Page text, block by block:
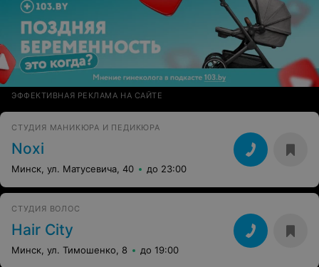
ЭФФЕКТИВНАЯ РЕКЛАМА НА САЙТЕ
СТУДИЯ МАНИКЮРА И ПЕДИКЮРА
Noxi
Минск, ул. Матусевича, 40 до 23:00
СТУДИЯ ВОЛОС
Hair City
Минск, ул. Тимошенко, 8 до 19:00